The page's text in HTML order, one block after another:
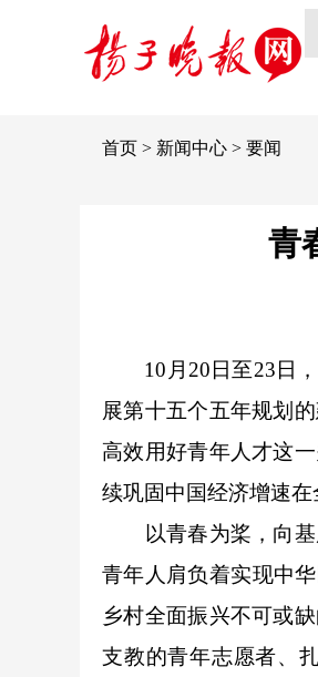
首页 > 新闻中心 > 要闻
青
10月20日至23日，
展第十五个五年规划
高效用好青年人才这
续巩固中国经济增速在
以青春为桨，向基
青年人肩负着实现中
乡村全面振兴不可或
支教的青年志愿者、